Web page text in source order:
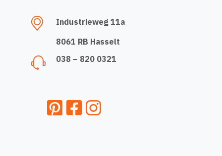
Industrieweg 11a
8061 RB Hasselt
038 – 820 0321